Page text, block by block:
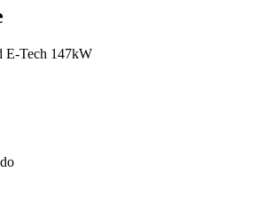
E-Tech 147kW